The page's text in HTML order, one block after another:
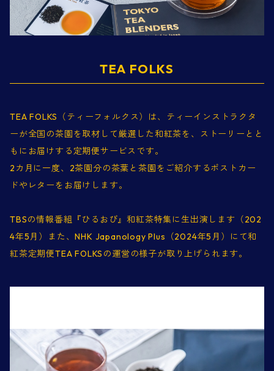
TEA FOLKS
TEA FOLKS（ティーフォルクス）は、ティーインストラクタ
ーが全国の茶園を取材して厳選した和紅茶を、ストーリーとと
もにお届けする定期便サービスです。
2カ月に一度、2茶園分の茶葉と茶園をご紹介するポストカー
ドやレターをお届けします。
TBSの情報番組『ひるおび』和紅茶特集に生出演します（202
4年5月）また、NHK Japanology Plus（2024年5月）にて和
紅茶定期便TEA FOLKSの運営の様子が取り上げられます。